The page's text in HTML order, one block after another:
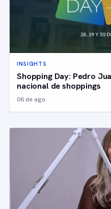
INSIGHTS
Shopping Day: Pedro
nacional de shoppings
06 de ago.